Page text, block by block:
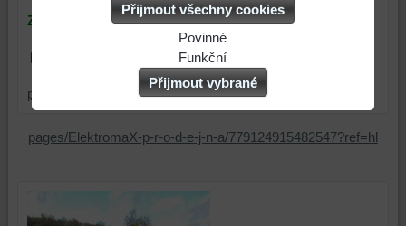
ZÁKAZNICKÁ LINKA :
► 608 278 053
prodejna@elektro-max.cz
pages/ElektromaX-p-r-o-d-e-j-n-a/779124915482547?ref=hl
Přijmout všechny cookies
Povinné
data
(cookies
Funkční
na
cookie
Přijmout vybrané